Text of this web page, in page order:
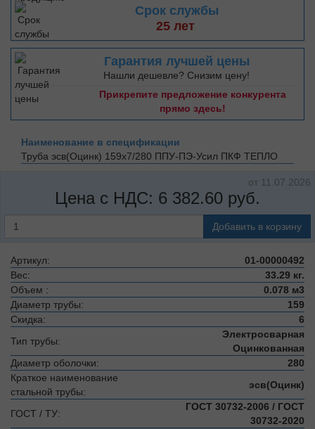
Срок службы
25 лет
Гарантия лучшей цены
Нашли дешевле? Снизим цену!
Прикрепите предложение конкурента
прямо здесь!
Наименование в спецификации
Труба эсв(Оцинк) 159х7/280 ППУ-ПЭ-Усил ПКФ ТЕПЛО
от 11.07.2026
Цена с НДС: 6 382.60 руб.
Добавить в корзину
Артикул:
01-00000492
Вес:
33.29 кг.
Объем :
0.078 м3
Диаметр трубы:
159
Скидка:
6
Тип трубы:
Электросварная
Оцинкованная
Диаметр оболочки:
280
Краткое наименование
стальной трубы:
эсв(Оцинк)
ГОСТ / ТУ:
ГОСТ 30732-2006 / ГОСТ
30732-2020